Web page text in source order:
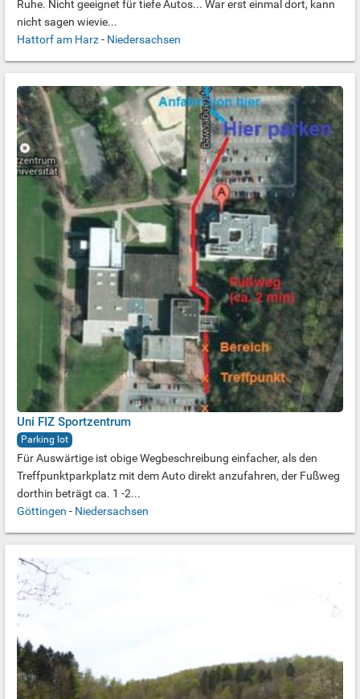
Ruhe. Nicht geeignet für tiefe Autos... War erst einmal dort, kann
nicht sagen wievie...
Hattorf am Harz- Niedersachsen
Uni FIZ Sportzentrum
Parking lot
Für Auswärtige ist obige Wegbeschreibung einfacher, als den
Treffpunktparkplatz mit dem Auto direkt anzufahren, der Fußweg
dorthin beträgt ca. 1 -2...
Göttingen - Niedersachsen